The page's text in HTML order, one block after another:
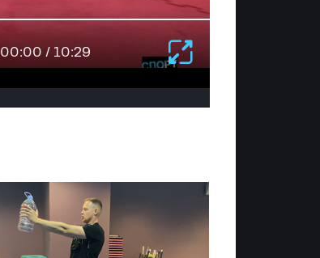
00:00 / 10:29